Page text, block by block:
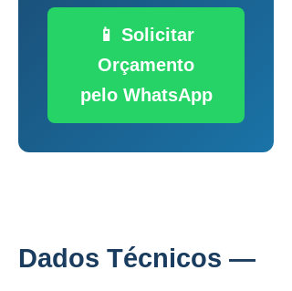
📱 Solicitar
Orçamento
pelo WhatsApp
Dados Técnicos —